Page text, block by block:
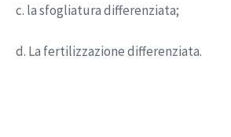
c. la sfogliatura differenziata;
d. La fertilizzazione differenziata.